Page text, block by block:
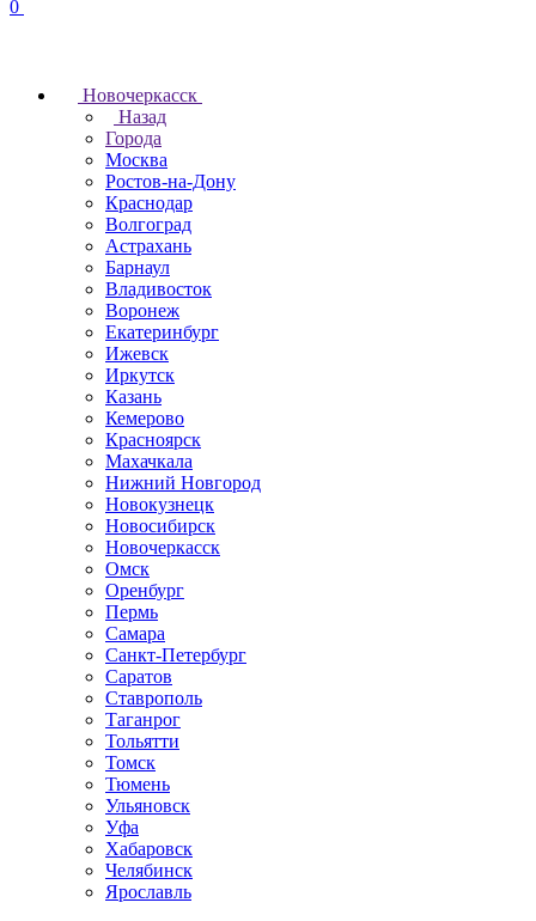
0
Новочеркаcск
Назад
Города
Москва
Ростов-на-Дону
Краснодар
Волгоград
Астрахань
Барнаул
Владивосток
Воронеж
Екатеринбург
Ижевск
Иркутск
Казань
Кемерово
Красноярск
Махачкала
Нижний Новгород
Новокузнецк
Новосибирск
Новочеркаcск
Омск
Оренбург
Пермь
Самара
Санкт-Петербург
Саратов
Ставрополь
Таганрог
Тольятти
Томск
Тюмень
Ульяновск
Уфа
Хабаровск
Челябинск
Ярославль